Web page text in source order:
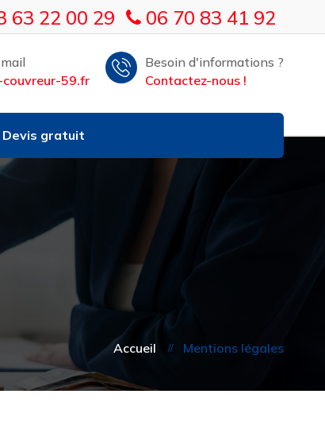
63 22 00 29 06 70 83 41 92
59.fr
Besoin d'informations ?
Contactez-nous !
Devis gratuit
Accueil Mentions légales